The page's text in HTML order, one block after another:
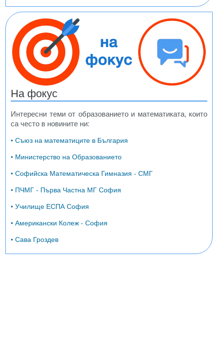
На фокус
Интересни теми от образованието и математиката, които
са често в новините ни:
• Съюз на математиците в България
• Министерство на Образованието
• Софийска Математическа Гимназия - СМГ
• ПЧМГ - Първа Частна МГ София
• Училище ЕСПА София
• Американски Колеж - София
• Сава Гроздев